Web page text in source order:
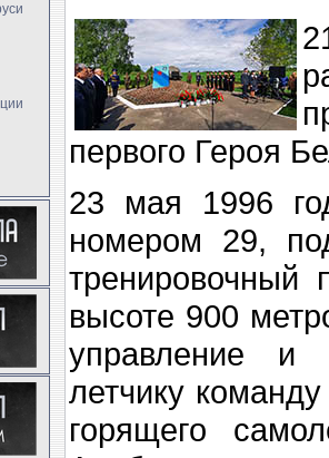
первого Героя
23 мая 1996
номером 29,
тренировочный
высоте 900
управление и
летчику
горящего